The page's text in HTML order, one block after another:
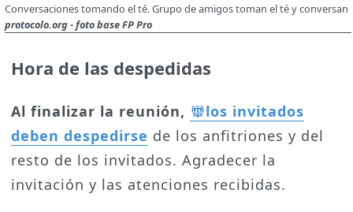
Conversaciones tomando el té. Grupo de amigos toman el té y conversan
protocolo.org - foto base FP Pro
Hora de las despedidas
Al finalizar la reunión,
los invitados
deben despedirse de los anfitriones y del
resto de los invitados. Agradecer la
invitación y las atenciones recibidas.